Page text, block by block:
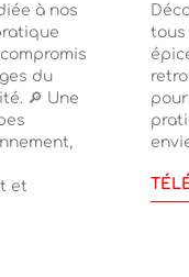
à nos
du
🔎 Une
et
tous